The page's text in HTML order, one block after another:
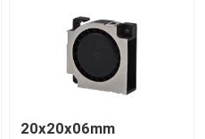
20x20x06mm